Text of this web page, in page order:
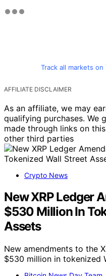
Track all markets on
AFFILIATE DISCLAIMER
As an affiliate, we may
qualifying purchases. We
made through links on
other third parties
Crypto News
New XRP Ledger
$530 Million In
Assets
New amendments to the
$530 million in tokenized